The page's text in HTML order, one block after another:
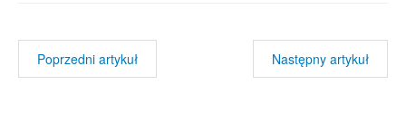
Poprzedni artykuł Następny artykuł